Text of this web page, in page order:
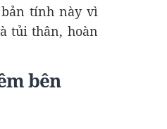
tính này vì
tủi thân, hoàn
bên